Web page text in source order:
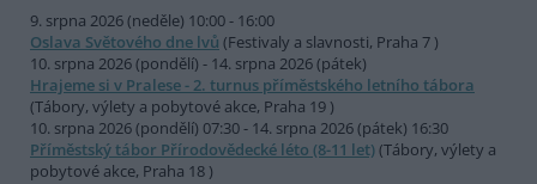
9. srpna 2026 (neděle) 10:00 - 16:00
Oslava Světového dne lvů (Festivaly a slavnosti, Praha 7 )
10. srpna 2026 (pondělí) - 14. srpna 2026 (pátek)
Hrajeme si v Pralese - 2. turnus příměstského letního tábora
(Tábory, výlety a pobytové akce, Praha 19 )
10. srpna 2026 (pondělí) 07:30 - 14. srpna 2026 (pátek) 16:30
Příměstský tábor Přírodovědecké léto (8-11 let)(Tábory, výlety a
pobytové akce, Praha 18 )